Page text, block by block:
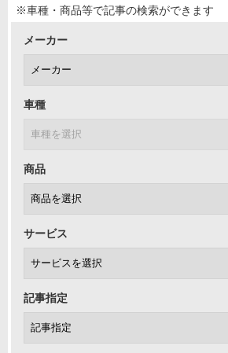
※車種・商品等で記事の検索ができます
メーカー
車種
商品
サービス
記事指定